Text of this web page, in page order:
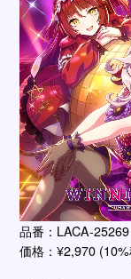
品番：LACA-25269
価格：¥2,970